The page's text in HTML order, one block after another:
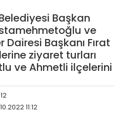
Başkan
ve
Başkanı Fırat
ziyaret turları
ve Ahmetli ilçelerini
11:12